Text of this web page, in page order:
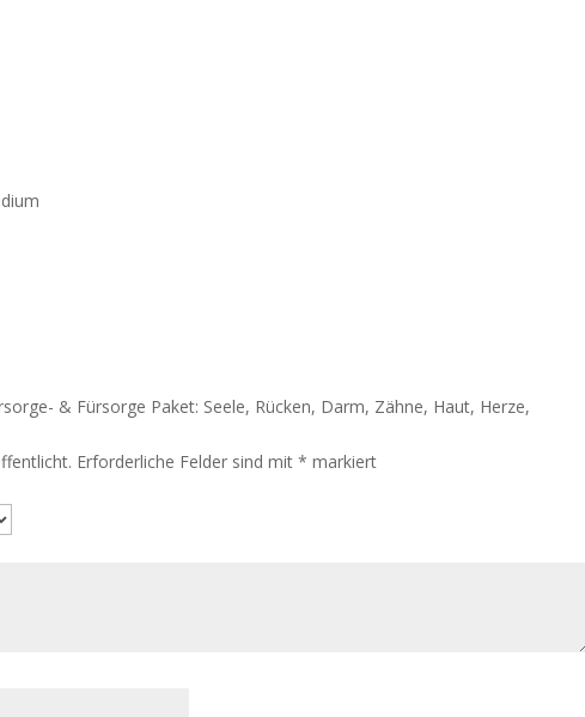
& Fürsorge Paket: Seele, Rücken, Darm, Zähne, Haut, Herze,
Erforderliche Felder sind mit *markiert